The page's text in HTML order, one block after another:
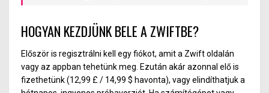
versenyen.
HOGYAN KEZDJÜNK BELE A ZWIFTBE?
Először is regisztrálni kell egy fiókot, amit a Zwift oldalán
vagy az appban tehetünk meg. Ezután akár azonnal elő is
fizethetünk (12,99 £ / 14,99 $ havonta), vagy elindíthatjuk a